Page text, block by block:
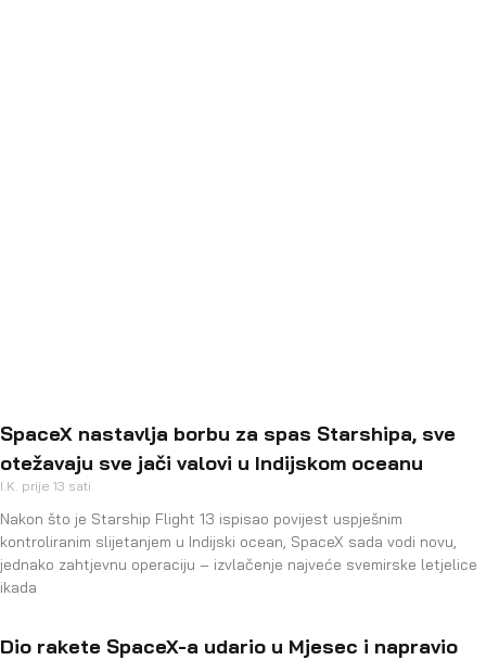
SpaceX nastavlja borbu za spas Starshipa, sve
otežavaju sve jači valovi u Indijskom oceanu
I.K. prije 13 sati
Nakon što je Starship Flight 13 ispisao povijest uspješnim
kontroliranim slijetanjem u Indijski ocean, SpaceX sada vodi novu,
jednako zahtjevnu operaciju – izvlačenje najveće svemirske letjelice
ikada
Dio rakete SpaceX-a udario u Mjesec i napravio